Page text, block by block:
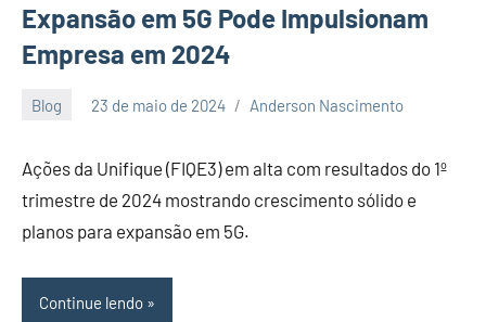
Expansão em 5G Pode Impulsionam
Empresa em 2024
Blog 23 de maio de 2024 Anderson Nascimento
Nenhum
Ações da Unifique (FIQE3) em alta com resultados do 1º
trimestre de 2024 mostrando crescimento sólido e
planos para expansão em 5G.
Continue lendo